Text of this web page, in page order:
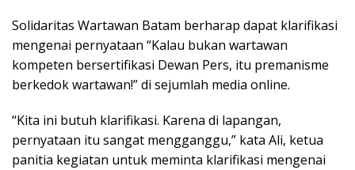
Solidaritas Wartawan Batam berharap dapat klarifikasi
mengenai pernyataan “Kalau bukan wartawan
kompeten bersertifikasi Dewan Pers, itu premanisme
berkedok wartawan!” di sejumlah media online.
“Kita ini butuh klarifikasi. Karena di lapangan,
pernyataan itu sangat mengganggu,” kata Ali, ketua
panitia kegiatan untuk meminta klarifikasi mengenai